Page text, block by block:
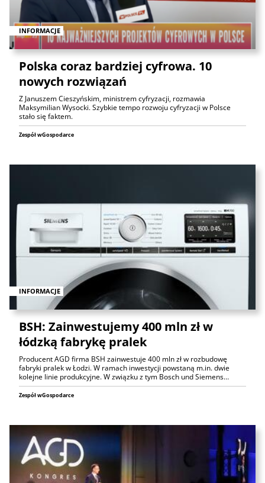
INFORMACJE
Polska coraz bardziej cyfrowa. 10
nowych rozwiązań
Z Januszem Cieszyńskim, ministrem cyfryzacji, rozmawia
Maksymilian Wysocki. Szybkie tempo rozwoju cyfryzacji w Polsce
stało się faktem.
Zespół wGospodarce
INFORMACJE
BSH: Zainwestujemy 400 mln zł w
łódzką fabrykę pralek
Producent AGD firma BSH zainwestuje 400 mln zł w rozbudowę
fabryki pralek w Łodzi. W ramach inwestycji powstaną m.in. dwie
kolejne linie produkcyjne. W związku z tym Bosch und Siemens…
Zespół wGospodarce